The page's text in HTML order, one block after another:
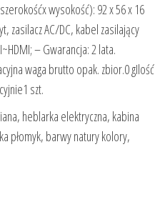
wysokość): 92 x 56 x 16
zasilacz AC/DC, kabel zasilający
– Gwarancja: 2 lata.
waga brutto opak. zbior.0 gIlość
szt.
heblarka elektryczna, kabina
płomyk, barwy natury kolory,